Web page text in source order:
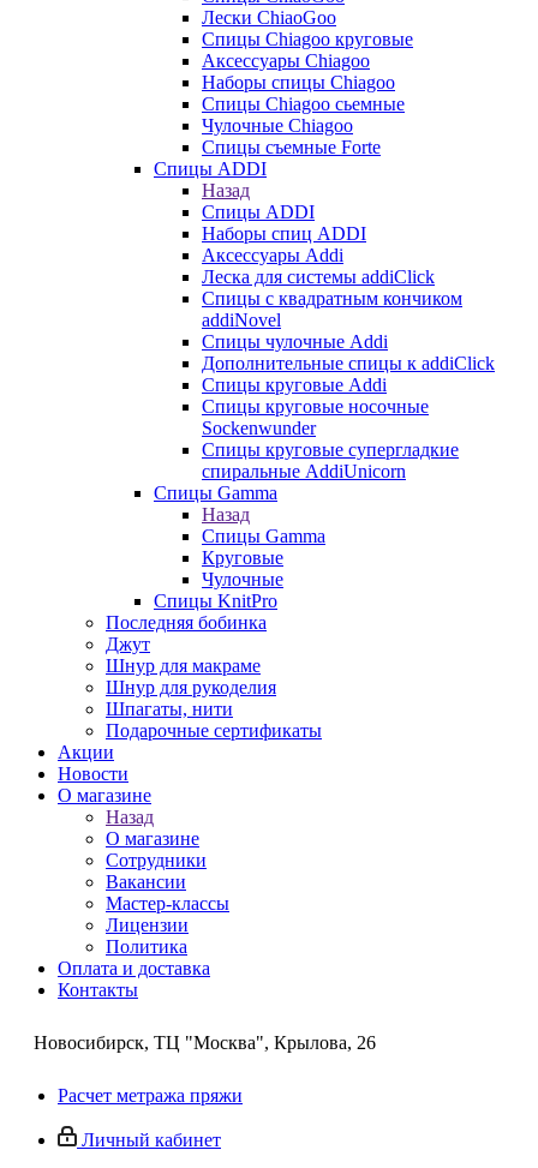
Лески ChiaoGoo
Cпицы Сhiagoo круговые
Аксессуары Chiagoo
Наборы спицы Chiagoo
Спицы Chiagoo сьемные
Чулочные Chiagoo
Спицы съемные Forte
Спицы ADDI
Назад
Спицы ADDI
Наборы спиц ADDI
Аксессуары Addi
Леска для системы addiClick
Спицы с квадратным кончиком
addiNovel
Спицы чулочные Addi
Дополнительные спицы к addiClick
Спицы круговые Addi
Спицы круговые носочные
Sockenwunder
Спицы круговые супергладкие
спиральные AddiUnicorn
Спицы Gamma
Назад
Спицы Gamma
Круговые
Чулочные
Спицы KnitPro
Последняя бобинка
Джут
Шнур для макраме
Шнур для рукоделия
Шпагаты, нити
Подарочные сертификаты
Акции
Новости
О магазине
Назад
О магазине
Сотрудники
Вакансии
Мастер-классы
Лицензии
Политика
Оплата и доставка
Контакты
Новосибирск, ТЦ "Москва", Крылова, 26
Расчет метража пряжи
Личный кабинет